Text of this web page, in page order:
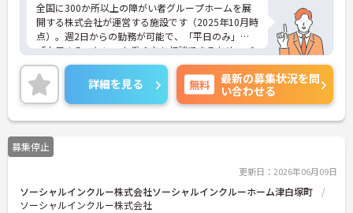
全国に300か所以上の障がい者グループホームを展
開する株式会社が運営する施設です（2025年10月時
点）。週2日からの勤務が可能で、「平日のみ」
「土日のみ」といった働き方も相談できるため、ご
自身のライフスタイルに合わせて柔軟に働けます。
ご家庭やプライベートとの両立、Wワークを希望さ
れる方にもぴったりです。未経験・無資格からスタ
ートできるお仕事で、入社後は先輩スタッフが1か
ら丁寧にサポートするため、安心して業務を始めら
れます。実際に20代から60代まで幅広い年代のスタ
ッフが活躍中です。ご興味のある方には、面接対策
詳細を見る 無料
最新の募集状況を問
い合わせる
募集停止
更新日：2026年06月09日
ソーシャルインクルー株式会社ソーシャルインクルーホーム津白塚町
ソーシャルインクルー株式会社